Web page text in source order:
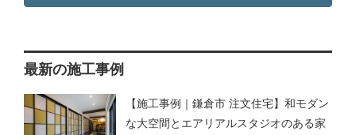
最新の施工事例
【施工事例｜鎌倉市 注文住宅】和モダン
な大空間とエアリアルスタジオのある家